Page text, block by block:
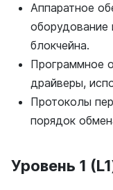
Аппаратное
оборудование
блокчейна.
Программное
драйверы,
Протоколы
порядок
Уровень 1